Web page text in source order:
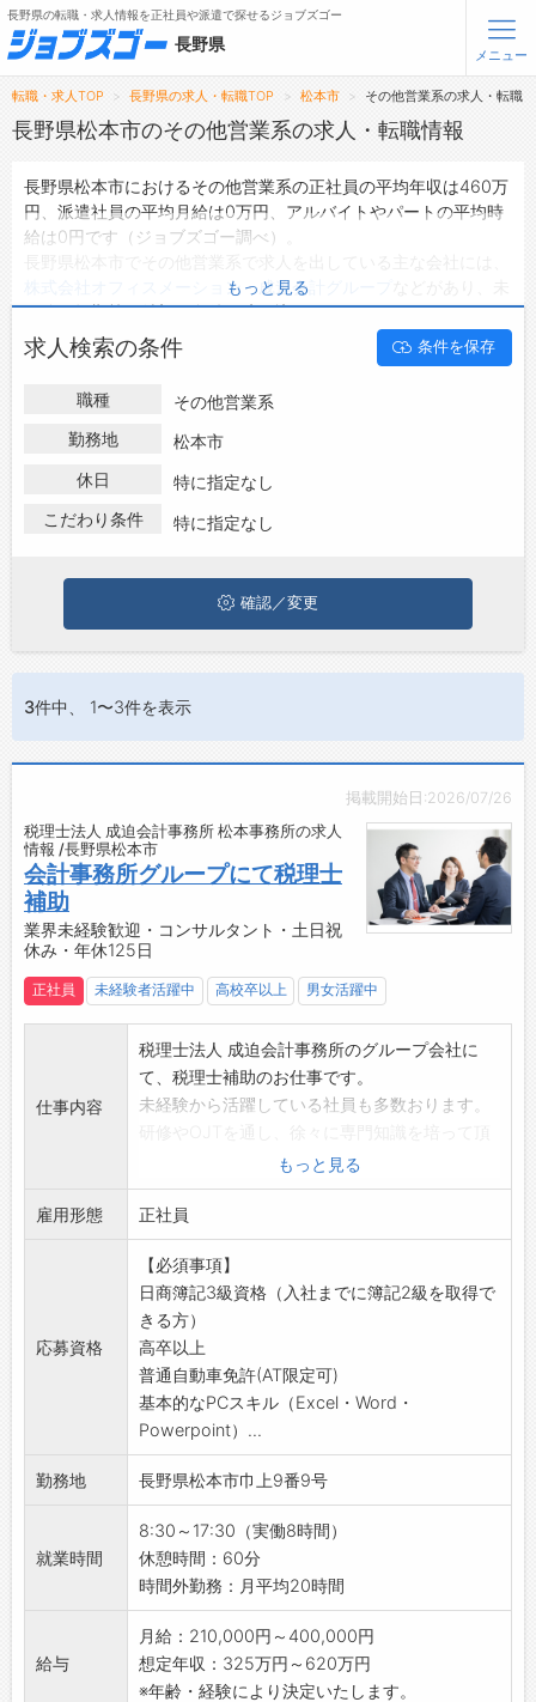
無料会員登録 ログイン
メニュー
トップ
タップで簡単に求人を探す
【初めての方へ】
長野県の求人検索で選ばれる理由
転職支援サービス
お問い合わせ
よくあるご質問
長野県の転職・求人情報を正社員や派遣で探せるジョブズゴー
長野県
メニュー
転職・求人TOP 長野県の求人・転職TOP 松本市 その他営業系の求人・転職
長野県松本市のその他営業系の求人・転職情報
長野県松本市におけるその他営業系の正社員の平均年収は460万
円、派遣社員の平均月給は0万円、アルバイトやパートの平均時
給は0円です（ジョブズゴー調べ）。
株式会社オフィスメーション ・ 成迫会計グループ
経験や短期等ご希望の条件で絞り込みができます。
長野県松本市の地域密着型の求人サイトであるジョブズゴーでは
長野県松本市の求人情報を3件取り扱っており、そのうち正社員
は3件、
は0件です。
ハローワークにはない求人も多数扱っており、転職だけでなく、
松本市でその他営業系の求人・転職情報を探している方は、ぜひ
興味のある職種に応募してみてくださいね。
もっと見る
求人検索の条件 条件を保存
職種
その他営業系
勤務地
松本市
休日
特に指定なし
こだわり条件
特に指定なし
確認／変更
3件中、 1〜3件を表示
掲載開始日:2026/07/26
税理士法人 成迫会計事務所 松本事務所の求人
情報 /長野県松本市
会計事務所グループにて税理士
補助
業界未経験歓迎・コンサルタント・土日祝
休み・年休125日
正社員 未経験者活躍中 高校卒以上 男女活躍中
仕事内容
税理士法人 成迫会計事務所のグループ会社に
て、税理士補助のお仕事です。
未経験から活躍している社員も多数おります。
【業務内容】
・入社時は、記帳計算代行などからスタートし
ます。
仕事を覚えながら下記の業務にステップアップ
していきます。
＜具体的には＞
会計帳簿のチェック、指導
税務書類の作成
税務申告
決算対応
年末調整の対応
お客様への情報提供など
問し、会計帳簿のチェック・指導を行います。
・同時に、顧問先担当を通じ「お客様との信頼
を築く力」を養います。
定期訪問にて、経営者様へ会計報告等行いま
す。
・範囲
もっと見る
雇用形態 正社員
応募資格
【必須事項】
日商簿記3級資格（入社までに簿記2級を取得で
きる方）
高卒以上
普通自動車免許(AT限定可)
基本的なPCスキル（Excel・Word・
Powerpoint）...
勤務地 長野県松本市巾上9番9号
就業時間
8:30～17:30（実働8時間）
休憩時間：60分
時間外勤務：月平均20時間
給与
月給：210,000円～400,000円
想定年収：325万円～620万円
※年齢・経験により決定いたします。